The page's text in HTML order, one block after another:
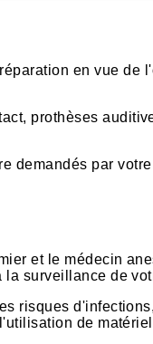
en vue de
prothèses
demandés par
et le médecin
surveillance de
risques
de